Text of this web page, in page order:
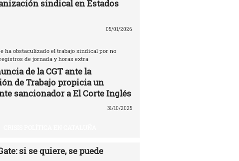
sindical en Estados
05/01/2026
ha obstaculizado el trabajo sindical por no
de jornada y horas extra
de la CGT ante la
de Trabajo propicia un
sancionador a El Corte Inglés
31/10/2025
si se quiere, se puede